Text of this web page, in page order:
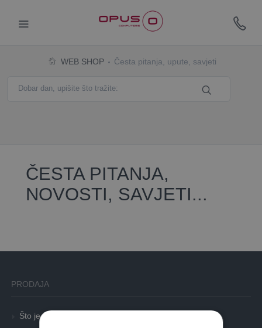
WEB SHOP Česta pitanja, upute, savjeti
ČESTA PITANJA,
NOVOSTI, SAVJETI...
PRODAJA
Što je outlet?